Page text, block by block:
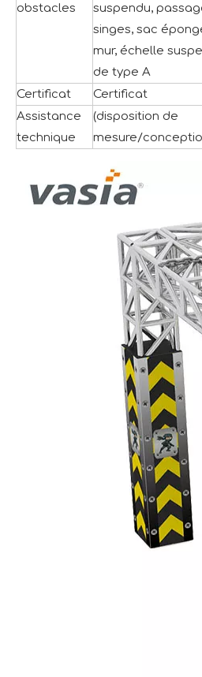
obstacles
suspendu,
singes, sac
mur, échelle
de type A
Certificat
Certificat
Assistance
technique
(disposition de
mesure/